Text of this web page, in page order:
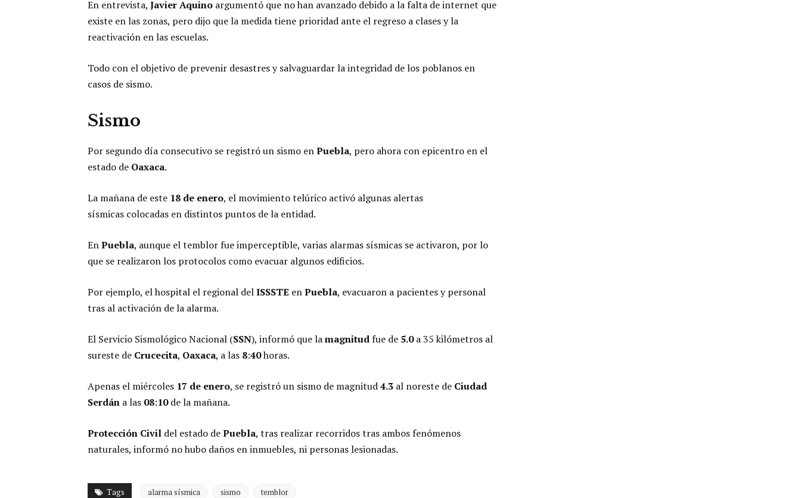
En entrevista, JavierAquino argumentó que no han avanzado debido a la falta de internet que
existe en las zonas, pero dijo que la medida tiene prioridad ante el regreso a clases y la
reactivación en las escuelas.
Todo con el objetivo de prevenir desastres y salvaguardar la integridad de los poblanos en
casos de sismo.
Sismo
Por segundo día consecutivo se registró un sismo enPuebla, pero ahora con epicentro en el
estado de Oaxaca.
La mañana de este 18 de enero, el movimiento telúrico activó algunas alertas
sísmicas colocadas en distintos puntos de la entidad.
​EnPuebla, aunque el temblor fue imperceptible, varias alarmas sísmicas se activaron, por lo
que se realizaron los protocolos como evacuar algunos edificios.
Por ejemplo, el hospital el regional delISSSTE enPuebla, evacuaron a pacientes y personal
tras al activación de la alarma.
El Servicio Sismológico Nacional (SSN), informó que lamagnitud fue de 5.0a 35 kilómetros al
sureste de Crucecita, Oaxaca, a las 8:40horas.
Apenas el miércoles 17 de enero, se registró un sismo de magnitud4.3 al noreste de Ciudad
Serdán a las 08:10de la mañana.
Protección Civil del estado dePuebla, tras realizar recorridos tras ambos fenómenos
naturales, informó no hubo daños en inmuebles, ni personas lesionadas.
Tags alarma sísmica sismo temblor